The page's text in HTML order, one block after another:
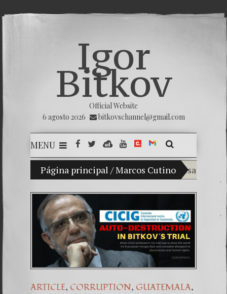
Igor
Bitkov
Official Website
6 agosto 2026
bitkovschannel@gmail.com
MENU
Página principal /Marcos Cutino
Mi hijo Vladimir Bitkov, una promesa del tenis
¿Cómo
El Día de
Una señal
7.
ARTICLE, CORRUPTION, GUATEMALA,